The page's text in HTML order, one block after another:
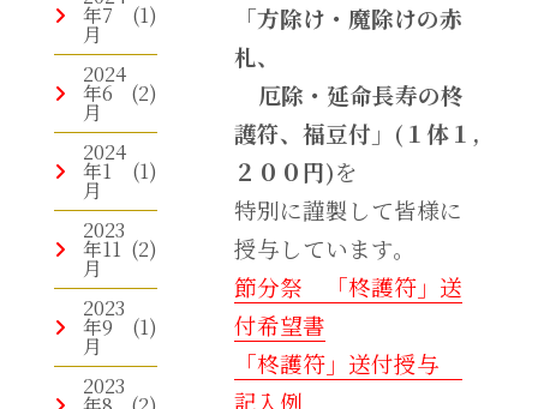
年7
月
(1)
2024
年6
月
(2)
2024
年1
月
(1)
2023
年11
月
(2)
2023
年9
月
(1)
2023
「方除け・魔除けの赤
札、
厄除・延命長寿の柊
護符、福豆付」(１体１,
２００円)を
特別に謹製して皆様に
授与しています。
節分祭 「柊護符」送
付希望書
「柊護符」送付授与
記入例